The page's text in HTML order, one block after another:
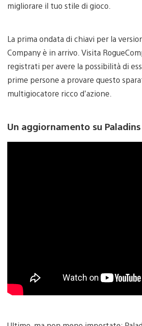
migliorare il tuo stile di gioco.
La prima ondata di chiavi per la
Company è in arrivo. Visita
registrati per avere la possibilità di
prime persone a provare questo
multigiocatore ricco d’azione.
Un aggiornamento su Paladins